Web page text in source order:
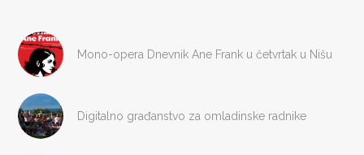
Mono-opera Dnevnik Ane Frank u četvrtak u Nišu
Digitalno građanstvo za omladinske radnike